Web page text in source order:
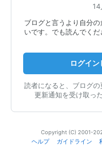
ブログと言うより自分
いです。でも読んでくだ
ログイ
読者になると、ブログの
更新通知を受け取っ
Copyright (C) 2001-
ヘルプ
ガイドライン